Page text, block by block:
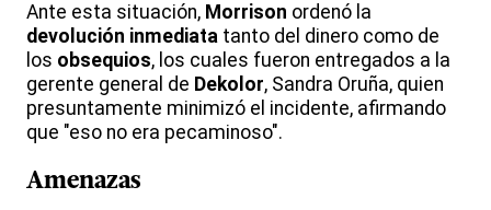
Ante esta situación, Morrison ordenó la
devolución inmediata tanto del dinero como de
los obsequios, los cuales fueron entregados a la
gerente general de Dekolor, Sandra Oruña, quien
presuntamente minimizó el incidente, afirmando
que "eso no era pecaminoso".
Amenazas